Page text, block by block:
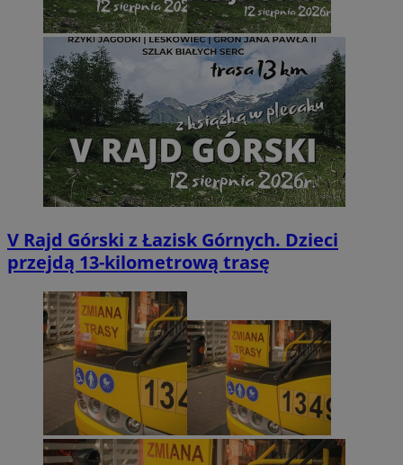
V Rajd Górski z Łazisk Górnych. Dzieci
przejdą 13-kilometrową trasę